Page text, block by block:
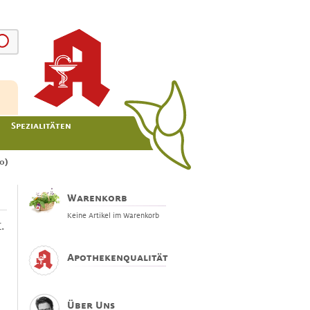
Spezialitäten
Warenkorb
Keine Artikel im Warenkorb
Apothekenqualität
Über Uns